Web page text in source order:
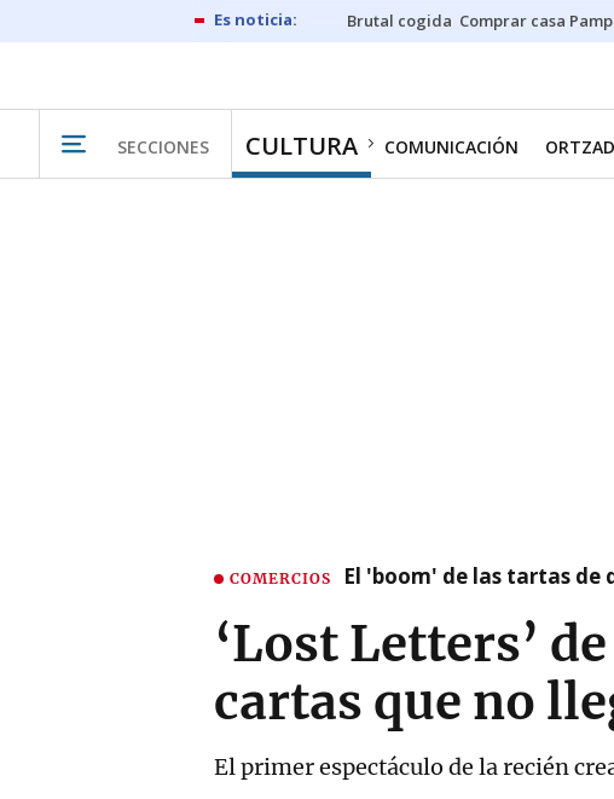
Brutal cogida Comprar casa
SECCIONES CULTURA COMUNICACIÓN
COMERCIOS El 'boom' de las tartas de
‘Lost Letters’
cartas que no
El primer espectáculo de la recién